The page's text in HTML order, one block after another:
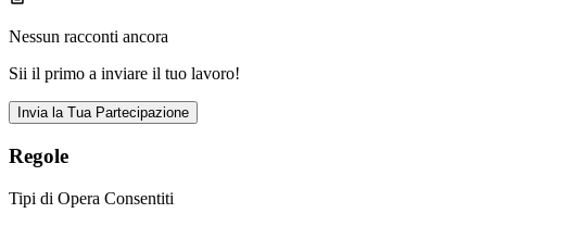
Nessun racconti ancora
Sii il primo a inviare il tuo lavoro!
Invia la Tua Partecipazione
Regole
Tipi di Opera Consentiti